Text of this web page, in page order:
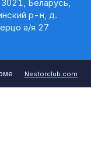
Беларусь,
р-н, д.
а/я 27
Nestorclub.com